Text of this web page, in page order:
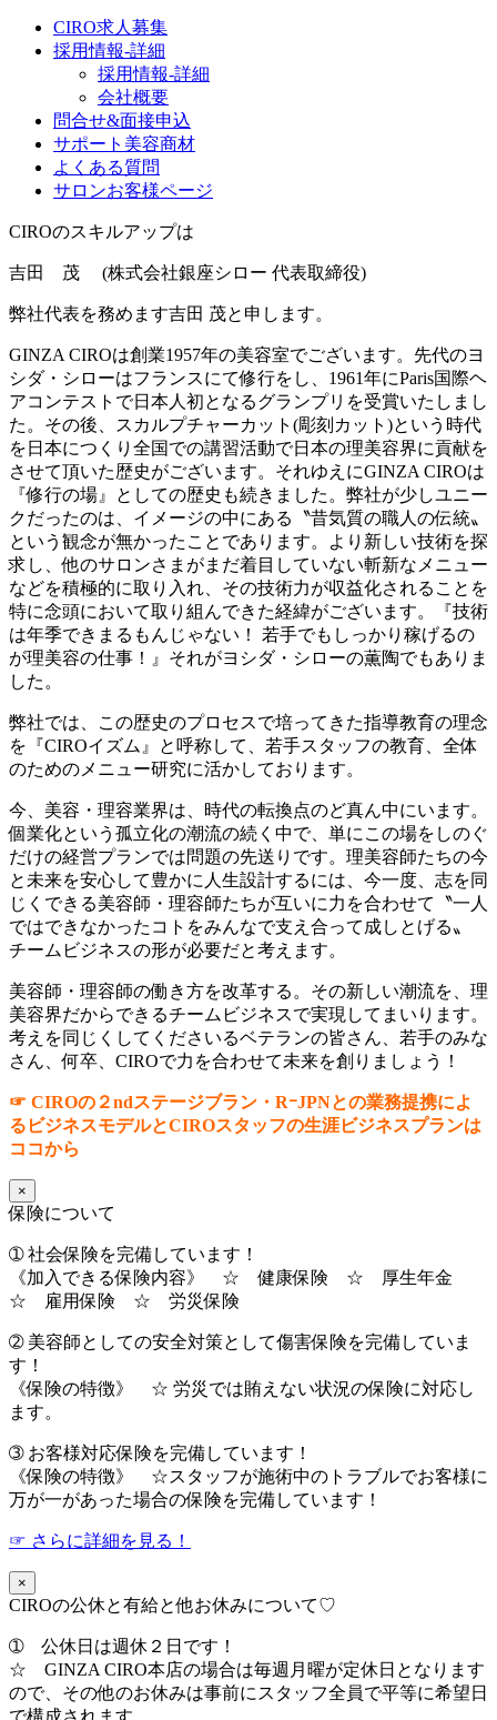
CIRO求人募集
採用情報-詳細
採用情報-詳細
会社概要
問合せ&面接申込
サポート美容商材
よくある質問
サロンお客様ページ
CIROのスキルアップは
吉田 茂 (株式会社銀座シロー 代表取締役)
弊社代表を務めます吉田 茂と申します。
GINZA CIROは創業1957年の美容室でございます。先代のヨ
シダ・シローはフランスにて修行をし、1961年にParis国際ヘ
アコンテストで日本人初となるグランプリを受賞いたしまし
た。その後、スカルプチャーカット(彫刻カット)という時代
を日本につくり全国での講習活動で日本の理美容界に貢献を
させて頂いた歴史がございます。それゆえにGINZA CIROは
『修行の場』としての歴史も続きました。弊社が少しユニー
クだったのは、イメージの中にある〝昔気質の職人の伝統〟
という観念が無かったことであります。より新しい技術を探
求し、他のサロンさまがまだ着目していない斬新なメニュー
などを積極的に取り入れ、その技術力が収益化されることを
特に念頭において取り組んできた経緯がございます。『技術
は年季できまるもんじゃない！ 若手でもしっかり稼げるの
が理美容の仕事！』それがヨシダ・シローの薫陶でもありま
した。
弊社では、この歴史のプロセスで培ってきた指導教育の理念
を『CIROイズム』と呼称して、若手スタッフの教育、全体
のためのメニュー研究に活かしております。
今、美容・理容業界は、時代の転換点のど真ん中にいます。
個業化という孤立化の潮流の続く中で、単にこの場をしのぐ
だけの経営プランでは問題の先送りです。理美容師たちの今
と未来を安心して豊かに人生設計するには、今一度、志を同
じくできる美容師・理容師たちが互いに力を合わせて〝一人
ではできなかったコトをみんなで支え合って成しとげる〟
チームビジネスの形が必要だと考えます。
美容師・理容師の働き方を改革する。その新しい潮流を、理
美容界だからできるチームビジネスで実現してまいります。
考えを同じくしてくださいるベテランの皆さん、若手のみな
さん、何卒、CIROで力を合わせて未来を創りましょう！
☞ CIROの２ndステージブラン・RｰJPNとの業務提携によ
るビジネスモデルとCIROスタッフの生涯ビジネスプランは
ココから
×
保険について
➀ 社会保険を完備しています！
《加入できる保険内容》 ☆ 健康保険 ☆ 厚生年金
☆ 雇用保険 ☆ 労災保険
➁ 美容師としての安全対策として傷害保険を完備していま
す！
《保険の特徴》 ☆ 労災では賄えない状況の保険に対応し
ます。
➂ お客様対応保険を完備しています！
《保険の特徴》 ☆スタッフが施術中のトラブルでお客様に
万が一があった場合の保険を完備しています！
☞ さらに詳細を見る！
×
CIROの公休と有給と他お休みについて♡
➀ 公休日は週休２日です！
☆ GINZA CIRO本店の場合は毎週月曜が定休日となります
ので、その他のお休みは事前にスタッフ全員で平等に希望日
で構成されます。